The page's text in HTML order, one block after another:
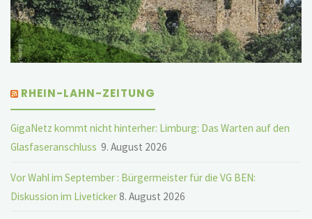
RHEIN-LAHN-ZEITUNG
GigaNetz kommt nicht hinterher: Limburg: Das Warten auf den
Glasfaseranschluss 9. August 2026
Vor Wahl im September : Bürgermeister für die VG BEN:
Diskussion im Liveticker8. August 2026